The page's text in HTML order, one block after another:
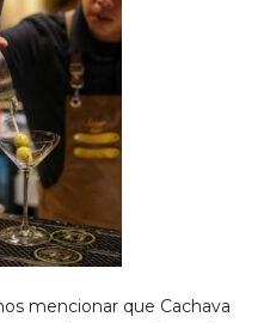
mencionar que Cachava